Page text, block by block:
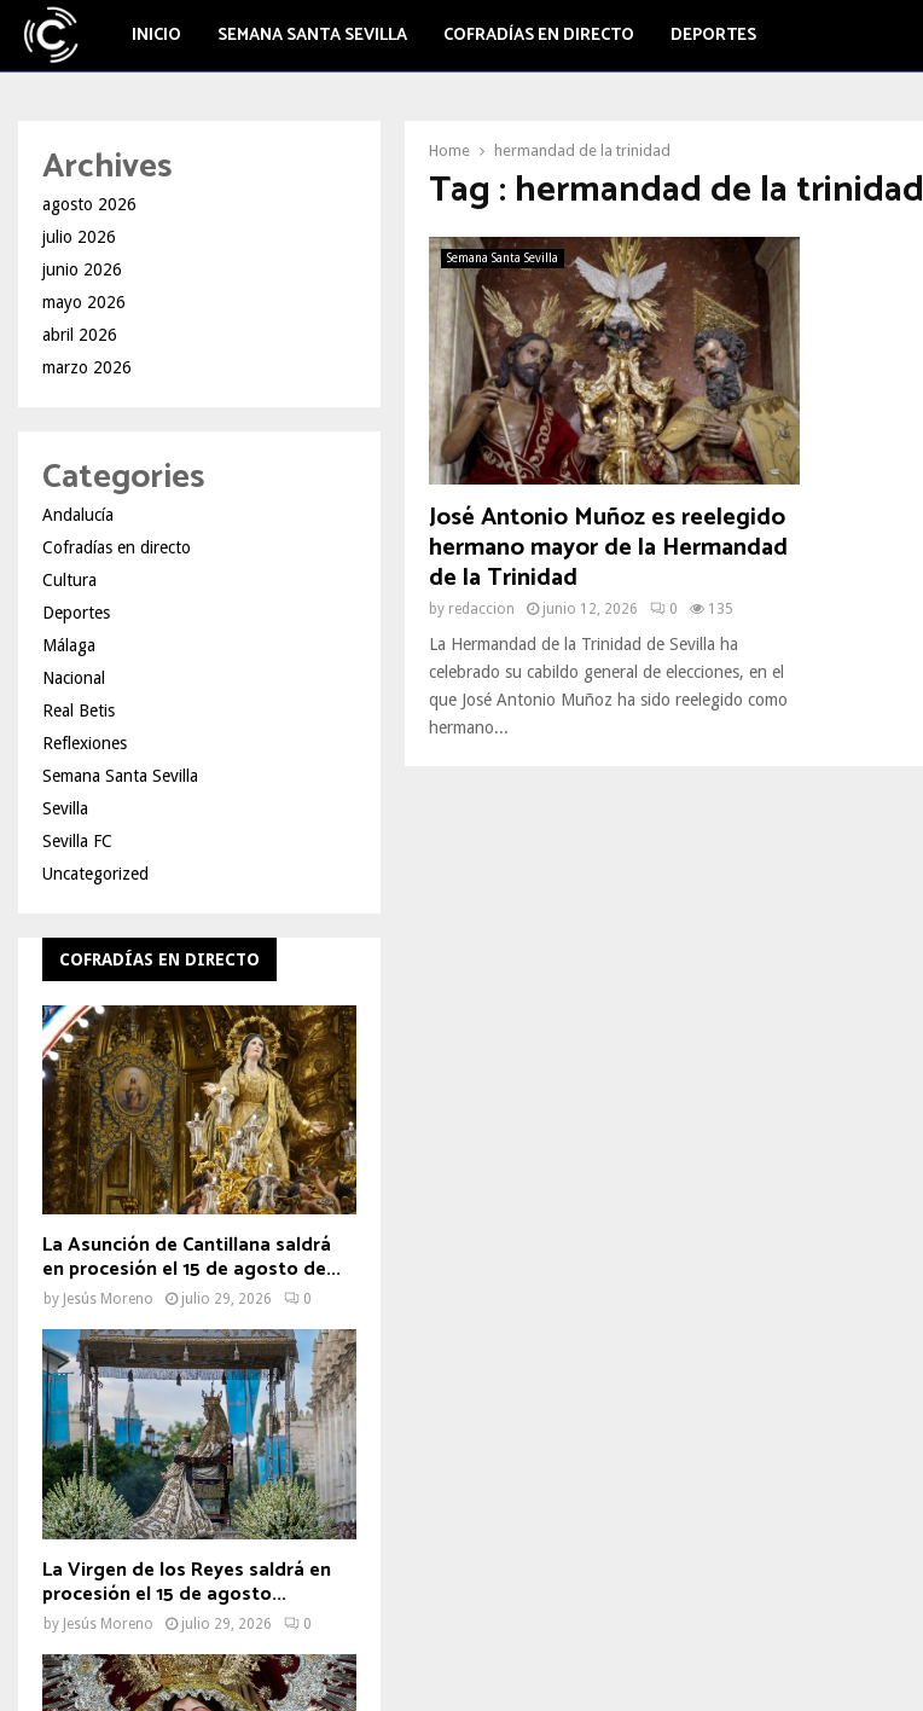
INICIO SEMANA SANTA SEVILLA COFRADÍAS EN DIRECTO DEPORTES
Home hermandad de la trinidad
Tag : hermandad de la trinidad
Semana Santa Sevilla
José Antonio Muñoz es reelegido
hermano mayor de la Hermandad
de la Trinidad
by redaccion junio 12, 2026 0 135
La Hermandad de la Trinidad de Sevilla ha
celebrado su cabildo general de elecciones, en el
que José Antonio Muñoz ha sido reelegido como
hermano...
Archives
agosto 2026
julio 2026
junio 2026
mayo 2026
abril 2026
marzo 2026
Categories
Andalucía
Cofradías en directo
Cultura
Deportes
Málaga
Nacional
Real Betis
Reflexiones
Semana Santa Sevilla
Sevilla
Sevilla FC
Uncategorized
COFRADÍAS EN DIRECTO
La Asunción de Cantillana saldrá
en procesión el 15 de agosto de...
by Jesús Moreno julio 29, 2026 0
La Virgen de los Reyes saldrá en
procesión el 15 de agosto...
by Jesús Moreno julio 29, 2026 0